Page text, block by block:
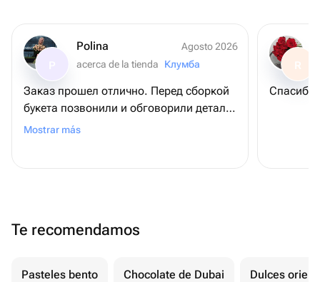
Polina
Agosto 2026
acerca de la tienda
Клумба
Заказ прошел отлично. Перед сборкой
букета позвонили и обговорили детали
по заказу. Получателю очень
Mostrar más
R
Спасибо
Te recomendamos
Pasteles bento Chocolate de Dubai Dulces